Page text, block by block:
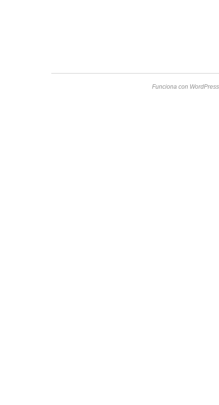
Funciona con